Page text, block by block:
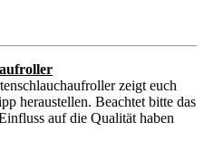
zeigt euch
heraustellen. Beachtet bitte das
auf die Qualität haben